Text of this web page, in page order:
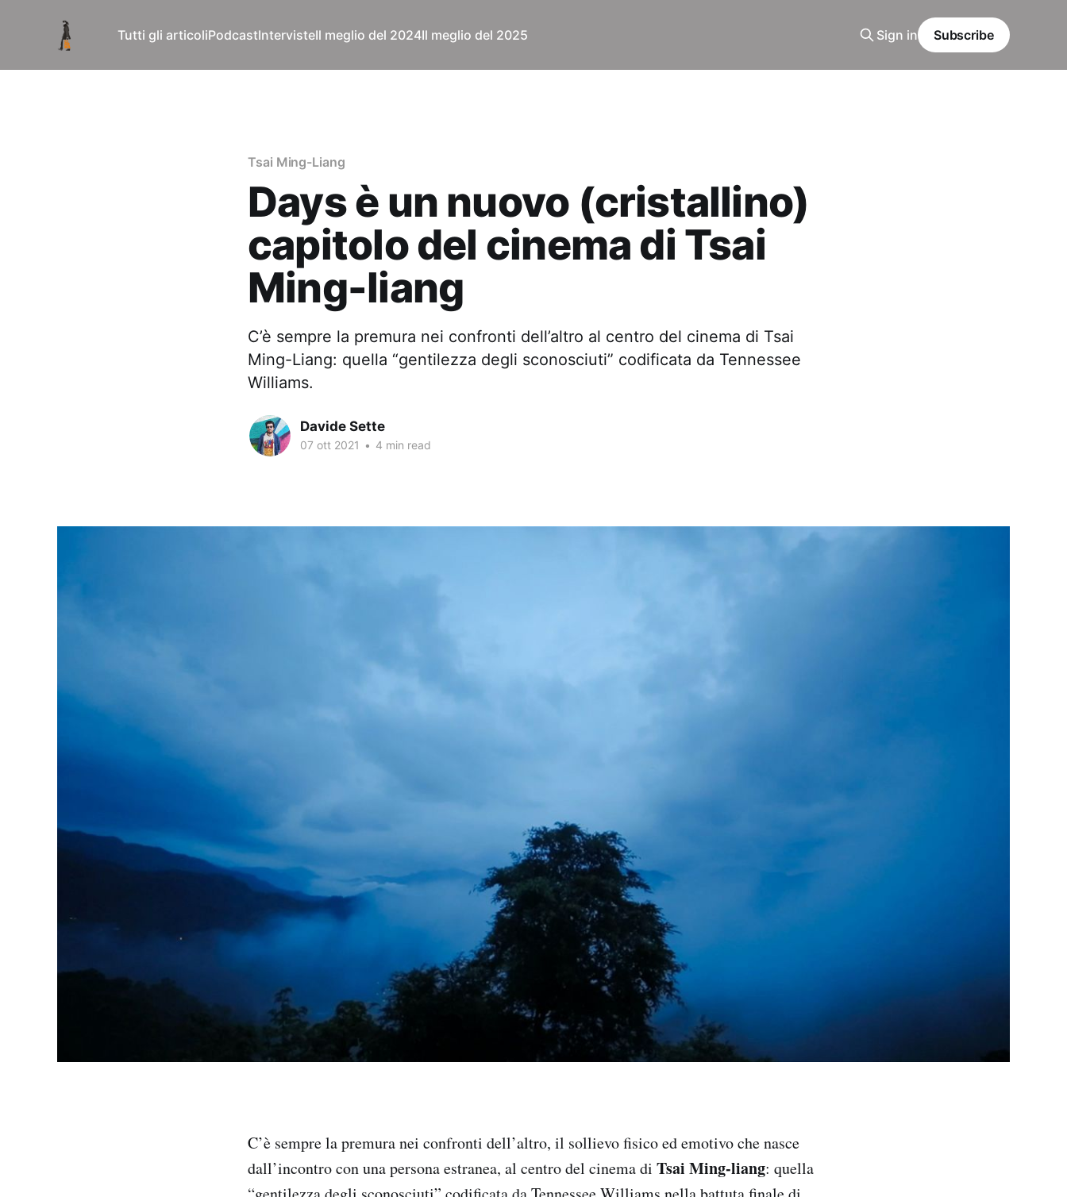
Tutti gli articoliPodcastIntervisteIl meglio del 2024Il meglio del 2025 Sign in Subscribe
Tsai Ming-Liang
Days è un nuovo (cristallino)
capitolo del cinema di Tsai
Ming-liang
C’è sempre la premura nei confronti dell’altro al centro del cinema di Tsai
Ming-Liang: quella “gentilezza degli sconosciuti” codificata da Tennessee
Williams.
Davide Sette
07 ott 2021 • 4 min read
C’è sempre la premura nei confronti dell’altro, il sollievo fisico ed emotivo che nasce
dall’incontro con una persona estranea, al centro del cinema di Tsai Ming-liang: quella